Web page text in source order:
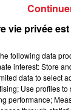
sur la
sur le
!
vie privée
following data
interest: Store
data to select
Use profiles to
performance;